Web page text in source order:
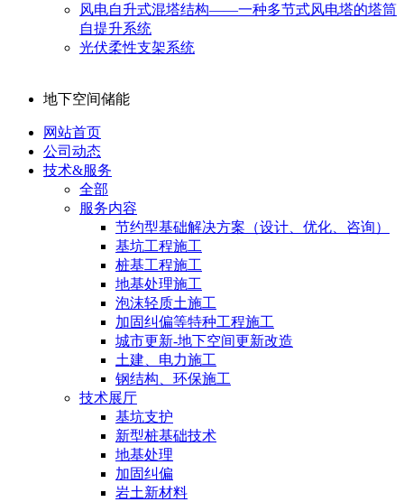
风电自升式混塔结构——一种多节式风电塔的塔筒
自提升系统
光伏柔性支架系统
地下空间储能
网站首页
公司动态
技术&服务
全部
服务内容
节约型基础解决方案（设计、优化、咨询）
基坑工程施工
桩基工程施工
地基处理施工
泡沫轻质土施工
加固纠偏等特种工程施工
城市更新-地下空间更新改造
土建、电力施工
钢结构、环保施工
技术展厅
基坑支护
新型桩基础技术
地基处理
加固纠偏
岩土新材料